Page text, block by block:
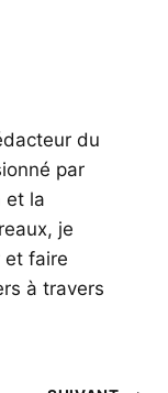
du
par
et la
je
et faire
à travers